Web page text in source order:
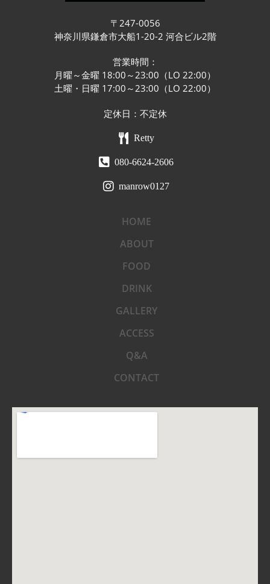
〒247-0056
神奈川県鎌倉市大船1-20-2 河合ビル2階
営業時間：
月曜～金曜 18:00～23:00（LO 22:00）
土曜・日曜 17:00～23:00（LO 22:00）
定休日：不定休
Retty
080-6624-2606
manrow0127
HOME
ABOUT
FOOD
DRINK
GALLERY
ACCESS
Q&A
CONTACT